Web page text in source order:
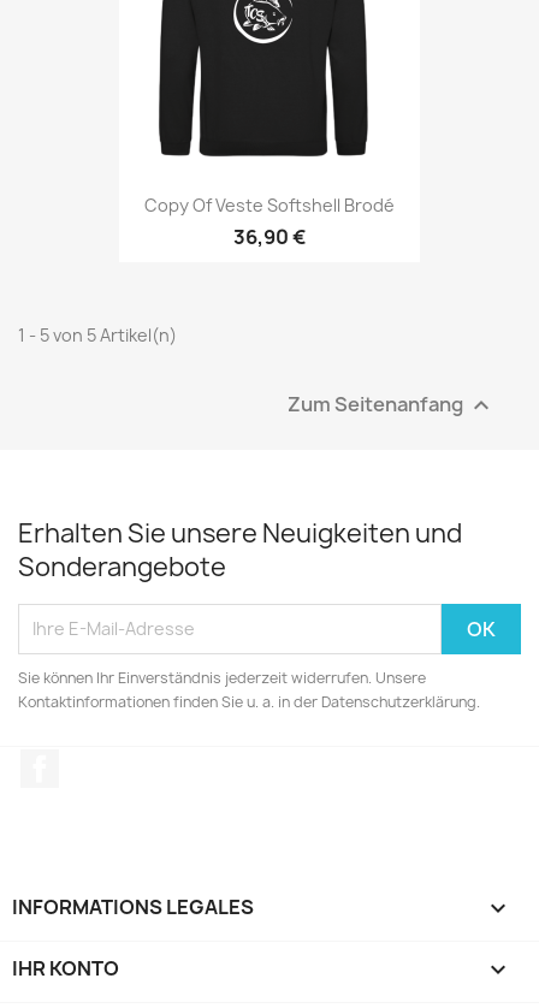
Copy Of Veste Softshell Brodé
36,90 €
1 - 5 von 5 Artikel(n)
Zum Seitenanfang 
Erhalten Sie unsere Neuigkeiten und
Sonderangebote
Sie können Ihr Einverständnis jederzeit widerrufen. Unsere
Kontaktinformationen finden Sie u. a. in der Datenschutzerklärung.
INFORMATIONS LEGALES 
IHR KONTO 